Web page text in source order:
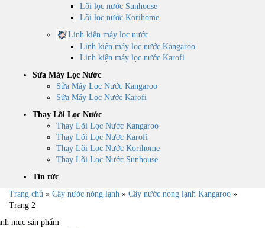
Lõi lọc nước Sunhouse
Lõi lọc nước Korihome
Linh kiện máy lọc nước
Linh kiện máy lọc nước Kangaroo
Linh kiện máy lọc nước Karofi
Sửa Máy Lọc Nước
Sửa Máy Lọc Nước Kangaroo
Sửa Máy Lọc Nước Karofi
Thay Lõi Lọc Nước
Thay Lõi Lọc Nước Kangaroo
Thay Lõi Lọc Nước Karofi
Thay Lõi Lọc Nước Korihome
Thay Lõi Lọc Nước Sunhouse
Tin tức
Trang chủ » Cây nước nóng lạnh » Cây nước nóng lạnh Kangaroo »
Trang 2
mục sản phẩm